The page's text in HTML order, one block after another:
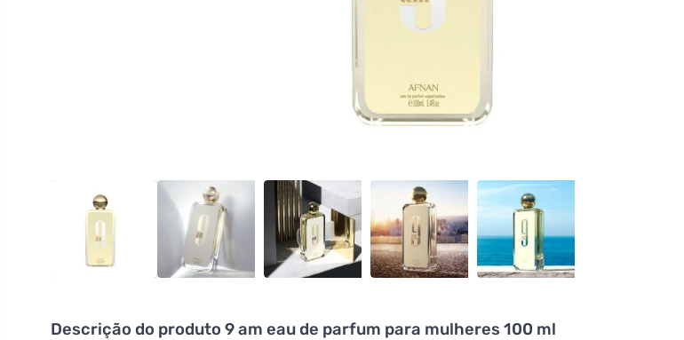
Descrição do produto 9 am eau de parfum para mulheres 100 ml